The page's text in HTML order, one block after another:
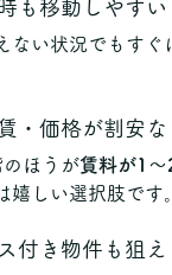
も移動しやすい
ない状況でもすぐ
・価格が割安な
ほうが賃料が1～
嬉しい選択肢です。
付き物件も狙え